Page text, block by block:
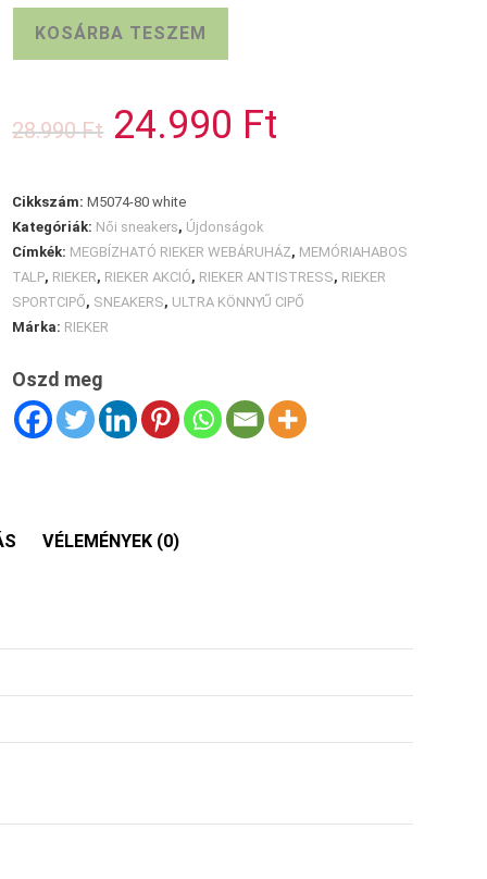
mennyiség
KOSÁRBA TESZEM
28.990Ft
Original
price
was:
24.990 Ft
Cikkszám:M5074-80 white
Kategóriák: Női sneakers, Újdonságok
Címkék: MEGBÍZHATÓ RIEKER WEBÁRUHÁZ, MEMÓRIAHABOS
TALP, RIEKER, RIEKER AKCIÓ, RIEKER ANTISTRESS, RIEKER
SPORTCIPŐ, SNEAKERS, ULTRA KÖNNYŰ CIPŐ
Márka: RIEKER
Oszd meg
VÉLEMÉNYEK (0)